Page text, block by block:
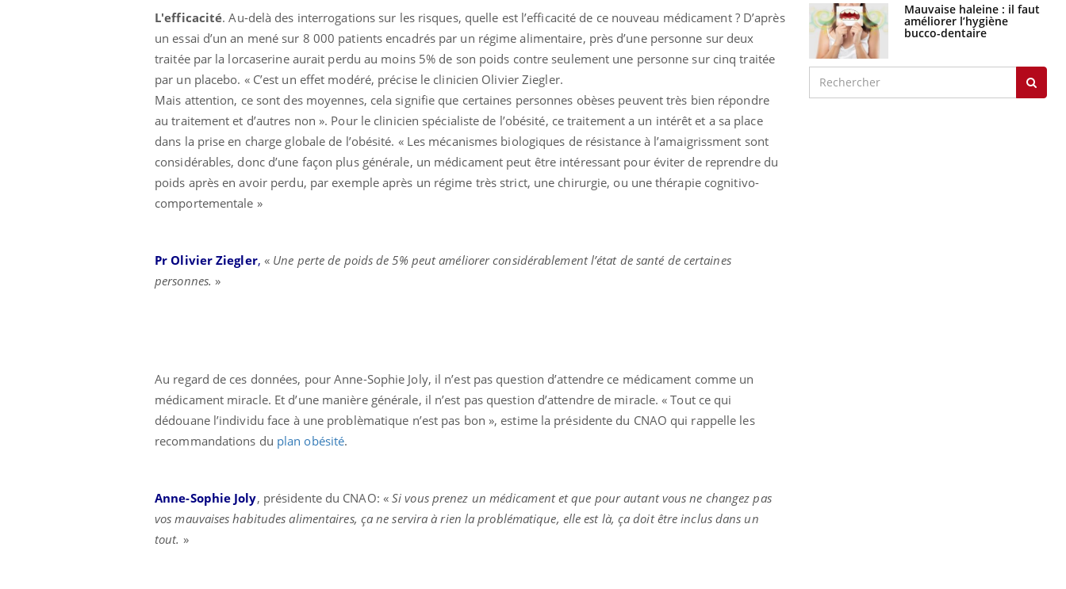
L'efficacité. Au-delà des interrogations sur les risques, quelle est l’efficacité de ce nouveau médicament ? D’après
un essai d’un an mené sur 8 000 patients encadrés par un régime alimentaire, près d’une personne sur deux
traitée par la lorcaserine aurait perdu au moins 5% de son poids contre seulement une personne sur cinq traitée
par un placebo. « C’est un effet modéré, précise le clinicien Olivier Ziegler.
Mais attention, ce sont des moyennes, cela signifie que certaines personnes obèses peuvent très bien répondre
au traitement et d’autres non ». Pour le clinicien spécialiste de l’obésité, ce traitement a un intérêt et a sa place
dans la prise en charge globale de l’obésité. « Les mécanismes biologiques de résistance à l’amaigrissment sont
considérables, donc d’une façon plus générale, un médicament peut être intéressant pour éviter de reprendre du
poids après en avoir perdu, par exemple après un régime très strict, une chirurgie, ou une thérapie cognitivo-
comportementale »
Pr Olivier Ziegler, « Une perte de poids de 5% peut améliorer considérablement l’état de santé de certaines
personnes.»
Au regard de ces données, pour Anne-Sophie Joly, il n’est pas question d’attendre ce médicament comme un
médicament miracle. Et d’une manière générale, il n’est pas question d’attendre de miracle. « Tout ce qui
dédouane l’individu face à une problèmatique n’est pas bon », estime la présidente du CNAO qui rappelle les
recommandations du plan obésité.
Anne-Sophie Joly, présidente du CNAO: «Si vous prenez un médicament et que pour autant vous ne changez pas
vos mauvaises habitudes alimentaires, ça ne servira à rien la problématique, elle est là, ça doit être inclus dans un
tout. »
Mauvaise haleine : il faut
améliorer l’hygiène
bucco-dentaire